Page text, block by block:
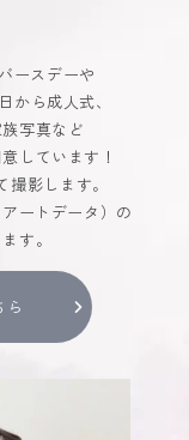
ースデーや
から成人式、
写真など
しています！
影します。
ートデータ）の
す。
ら